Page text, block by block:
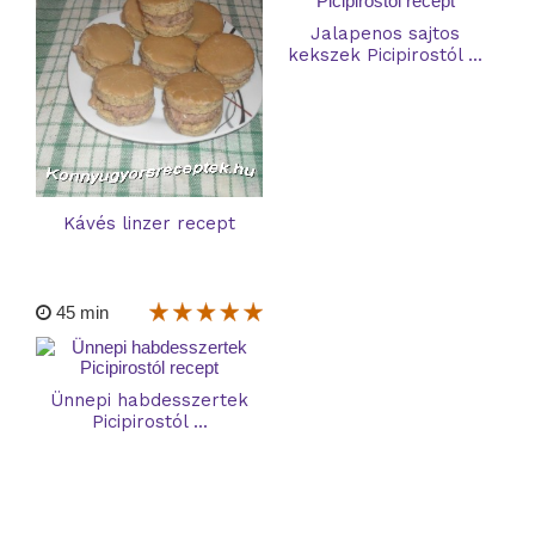
Kávés linzer recept
Jalapenos sajtos
kekszek Picipirostól ...
45 min
Ünnepi habdesszertek
Picipirostól ...